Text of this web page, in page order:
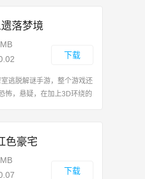
落梦境
下载
逃脱解谜手游，整个游戏还
怖，悬疑，在加上3D环绕的
色豪宅
下载